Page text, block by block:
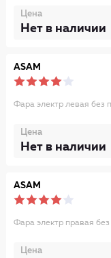
Цена
Нет в наличии
ASAM
Фара электр левая без
Цена
Нет в наличии
ASAM
Фара электр правая
Цена